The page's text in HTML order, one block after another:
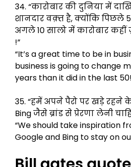
34. “कारोबार की दुनिया में
शानदार वक़्त है, क्योंकि पिछले
अगले 10 सालो में कारोबार कहीं
!”
“It’s a great time to be in
business is going to change
years than it did in the last
35. “हमें अपने पैरो पर खड़े रहने
Bing जैसे ब्रांड से प्रेरणा लेनी
“We should take inspiration
Google and Bing to stay on